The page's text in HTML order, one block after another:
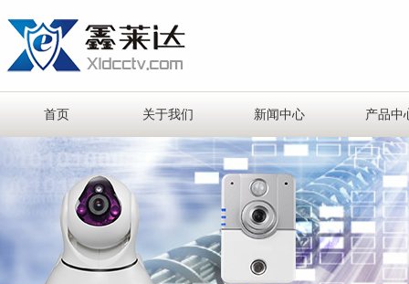
首页 关于我们 新闻中心 产品中